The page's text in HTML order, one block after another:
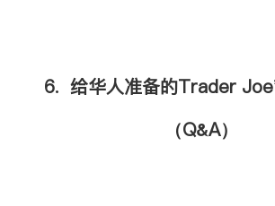
6. 给华人准备的Trader
（Q&A）